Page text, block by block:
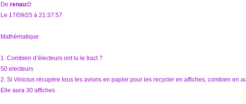
De renau
Le 17/09/25 à 21:37:57
Mathématique
1. Combien d’électeurs ont lu le tract ?
50 electeurs
2. Si Vinicius récupère tous les avions en papier pour les recycler en affiches, combien en
Elle aura 30 affiches